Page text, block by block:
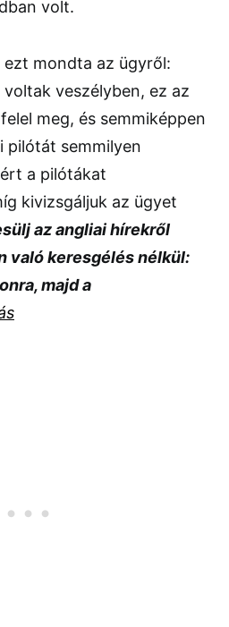
volt.
mondta az ügyről:
veszélyben, ez az
meg, és semmiképpen
pilótát semmilyen
a pilótákat
kivizsgáljuk az ügyet
az angliai hírekről
való keresgélés nélkül:
majd a